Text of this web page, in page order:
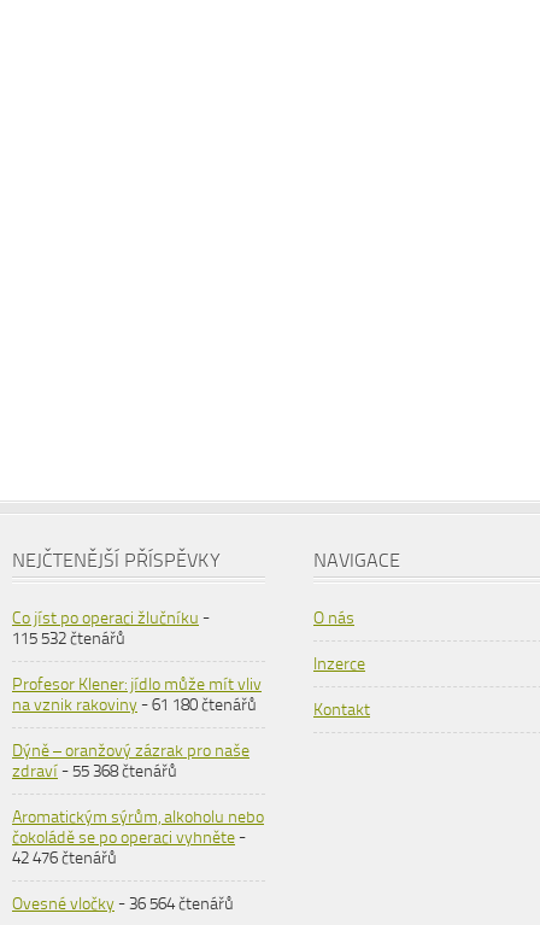
NEJČTENĚJŠÍ PŘÍSPĚVKY
Co jíst po operaci žlučníku -
115 532 čtenářů
Profesor Klener: jídlo může mít vliv
na vznik rakoviny- 61 180 čtenářů
Dýně – oranžový zázrak pro naše
zdraví- 55 368 čtenářů
Aromatickým sýrům, alkoholu nebo
čokoládě se po operaci vyhněte-
42 476 čtenářů
Ovesné vločky- 36 564 čtenářů
NAVIGACE
O nás
Inzerce
Kontakt